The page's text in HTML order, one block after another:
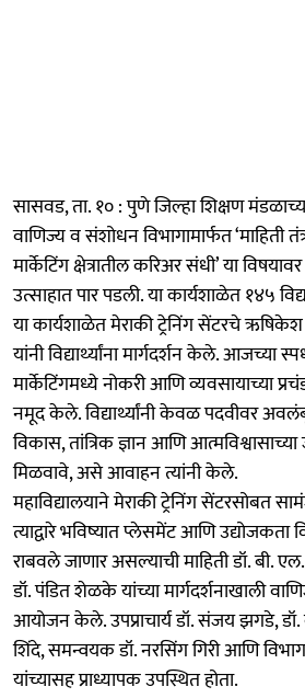
सासवड, ता. १० : पुणे जिल्हा शिक्षण
वाणिज्य व संशोधन विभागामार्फत ‘माहिती
मार्केटिंग क्षेत्रातील करिअर संधी’ या
उत्साहात पार पडली. या कार्यशाळेत १४५
​या कार्यशाळेत मेराकी ट्रेनिंग सेंटरचे
यांनी विद्यार्थ्यांना मार्गदर्शन केले. आजच्या
मार्केटिंगमध्ये नोकरी आणि व्यवसायाच्या
नमूद केले. विद्यार्थ्यांनी केवळ पदवीवर
विकास, तांत्रिक ज्ञान आणि आत्मविश्वासाच्या
मिळवावे, असे आवाहन त्यांनी केले.
महाविद्यालयाने मेराकी ट्रेनिंग सेंटरसोबत
त्याद्वारे भविष्यात प्लेसमेंट आणि उद्योजकता
राबवले जाणार असल्याची माहिती डॉ. बी. एल.
डॉ. पंडित शेळके यांच्या मार्गदर्शनाखाली
आयोजन केले. उपप्राचार्य डॉ. संजय झगडे, डॉ.
शिंदे, समन्वयक डॉ. नरसिंग गिरी आणि
यांच्यासह प्राध्यापक उपस्थित होता.